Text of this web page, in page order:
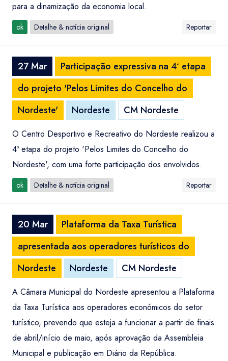
para a dinamização da economia local.
ok Detalhe & notícia original Reportar
27 Mar
Participação expressiva na 4ª etapa
do projeto 'Pelos Limites do Concelho do
Nordeste'
Nordeste CM Nordeste
O Centro Desportivo e Recreativo do Nordeste realizou a
4ª etapa do projeto 'Pelos Limites do Concelho do
Nordeste', com uma forte participação dos envolvidos.
ok Detalhe & notícia original Reportar
20 Mar
Plataforma da Taxa Turística
apresentada aos operadores turísticos do
Nordeste
Nordeste CM Nordeste
A Câmara Municipal do Nordeste apresentou a Plataforma
da Taxa Turística aos operadores económicos do setor
turístico, prevendo que esteja a funcionar a partir de finais
de abril/início de maio, após aprovação da Assembleia
Municipal e publicação em Diário da República.